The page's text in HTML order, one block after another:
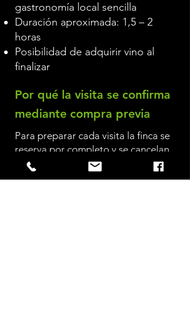
gastronomía local sencilla
Duración aproximada: 1,5 – 2
horas
Posibilidad de adquirir vino al
finalizar
Por qué la visita se confirma
mediante compra previa
Para preparar cada visita la finca se
reserva por completo y se cancelan
otras actividades previstas ese día.
La mesa, los alimentos y el personal